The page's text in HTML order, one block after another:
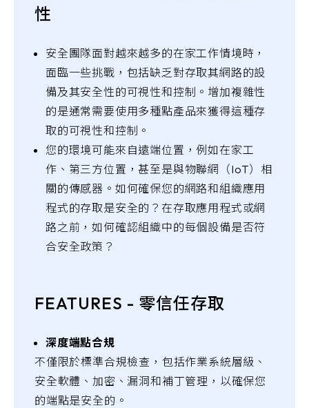
性
安全團隊面對越來越多的在家工作情境時，
面臨一些挑戰，包括缺乏對存取其網路的設
備及其安全性的可視性和控制。增加複雜性
的是通常需要使用多種點產品來獲得這種存
取的可視性和控制。
您的環境可能來自遠端位置，例如在家工
作、第三方位置，甚至是與物聯網（IoT）相
關的傳感器。如何確保您的網路和組織應用
程式的存取是安全的？在存取應用程式或網
路之前，如何確認組織中的每個設備是否符
合安全政策？
FEATURES - 零信任存取
深度端點合規
不僅限於標準合規檢查，包括作業系統層級、
安全軟體、加密、漏洞和補丁管理，以確保您
的端點是安全的。